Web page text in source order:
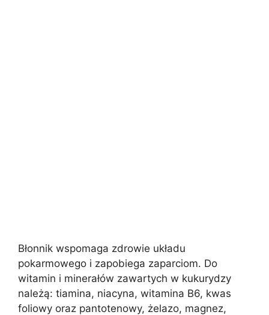
Błonnik wspomaga zdrowie układu
pokarmowego i zapobiega zaparciom. Do
witamin i minerałów zawartych w kukurydzy
należą: tiamina, niacyna, witamina B6, kwas
foliowy oraz pantotenowy, żelazo, magnez,